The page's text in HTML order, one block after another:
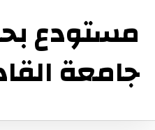
مستودع
جامعة